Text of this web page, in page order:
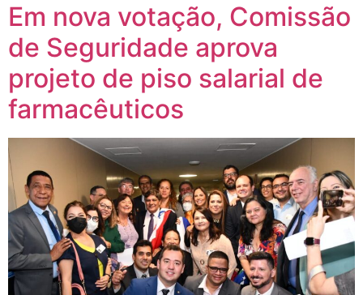
Em nova votação, Comissão
de Seguridade aprova
projeto de piso salarial de
farmacêuticos